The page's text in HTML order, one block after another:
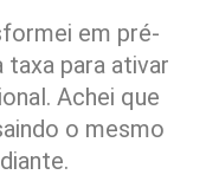
em pré-
taxa para ativar
Achei que
o mesmo